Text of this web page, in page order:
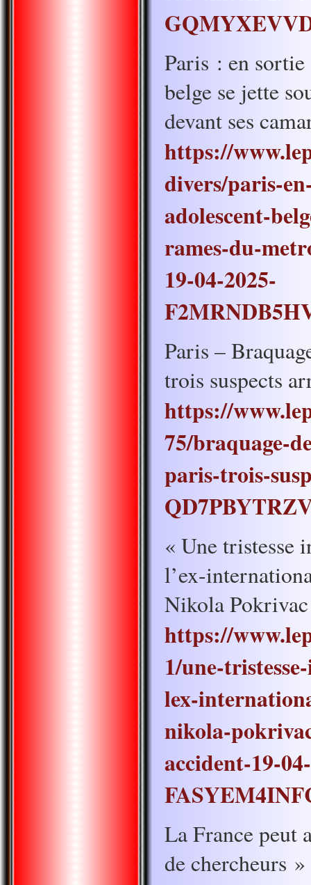
Paris : en
belge se jette
devant ses
https://
divers/paris-
adolescent-
rames-du-
19-04-2025-
Paris –
trois suspects
https://
75/braquage-
paris-trois-
« Une tristesse
l’ex-
Nikola
https://
1/une-
lex-
nikola-
accident-19-
La France peut
de chercheurs